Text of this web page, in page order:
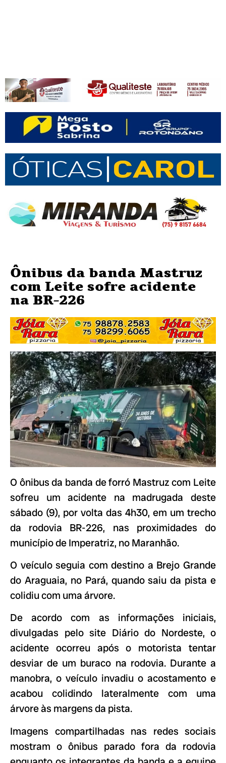
Ônibus da banda Mastruz
com Leite sofre acidente
na BR-226
O ônibus da banda de forró Mastruz com Leite
sofreu um acidente na madrugada deste
sábado (9), por volta das 4h30, em um trecho
da rodovia BR-226, nas proximidades do
município de Imperatriz, no Maranhão.
O veículo seguia com destino a Brejo Grande
do Araguaia, no Pará, quando saiu da pista e
colidiu com uma árvore.
De acordo com as informações iniciais,
divulgadas pelo site Diário do Nordeste, o
acidente ocorreu após o motorista tentar
desviar de um buraco na rodovia. Durante a
manobra, o veículo invadiu o acostamento e
acabou colidindo lateralmente com uma
árvore às margens da pista.
Imagens compartilhadas nas redes sociais
mostram o ônibus parado fora da rodovia